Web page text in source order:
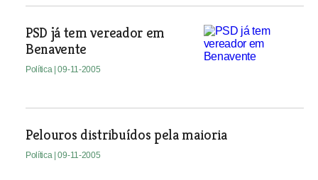
PSD já tem vereador em
Benavente
Política | 09-11-2005
Pelouros distribuídos pela maioria
Política | 09-11-2005